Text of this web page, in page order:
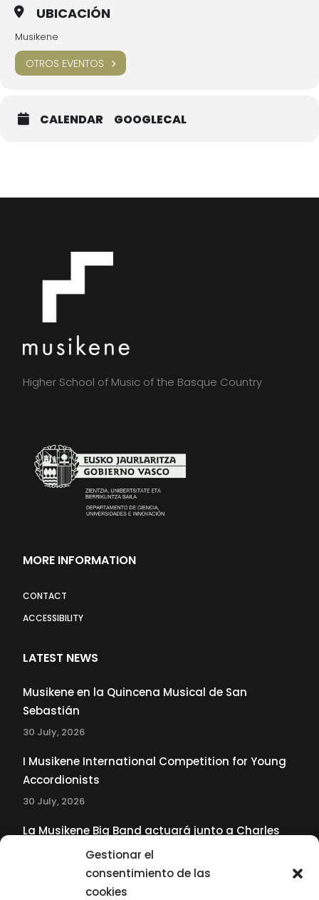
Gestionar el
consentimiento de las
cookies
UBICACIÓN
Musikene
OTROS EVENTOS
CALENDAR GOOGLECAL
Higher School of Music of the Basque Country
MORE INFORMATION
CONTACT
ACCESSIBILITY
LATEST NEWS
Musikene en la Quincena Musical de San
Sebastián
30 July, 2026
I Musikene International Competition for Young
Accordionists
30 July, 2026
La Musikene Big Band actuará junto a Charles
Tolliver en el 61 Jazzaldia